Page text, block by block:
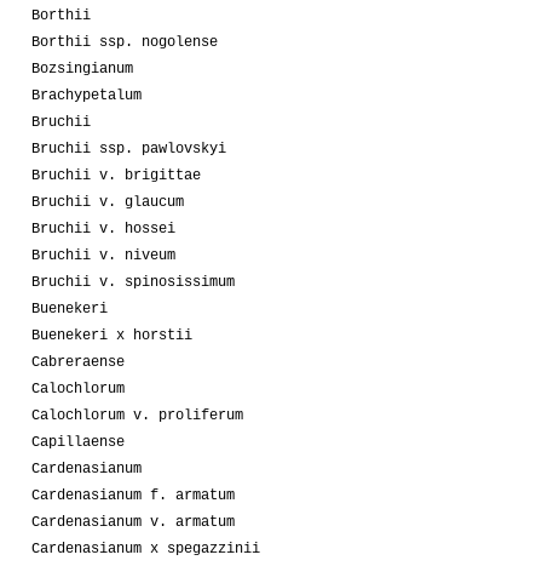
Borthii
Borthii ssp. nogolense
Bozsingianum
Brachypetalum
Bruchii
Bruchii ssp. pawlovskyi
Bruchii v. brigittae
Bruchii v. glaucum
Bruchii v. hossei
Bruchii v. niveum
Bruchii v. spinosissimum
Buenekeri
Buenekeri x horstii
Cabreraense
Calochlorum
Calochlorum v. proliferum
Capillaense
Cardenasianum
Cardenasianum f. armatum
Cardenasianum v. armatum
Cardenasianum x spegazzinii